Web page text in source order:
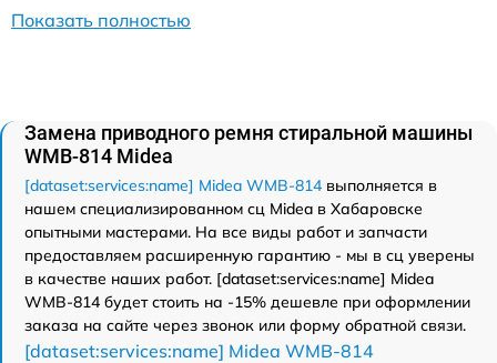
Показать полностью
Замена приводного ремня стиральной машины
WMB-814 Midea
[dataset:services:name] Midea WMB-814 выполняется в
нашем специализированном сц Midea в Хабаровске
опытными мастерами. На все виды работ и запчасти
предоставляем расширенную гарантию - мы в сц уверены
в качестве наших работ. [dataset:services:name] Midea
WMB-814 будет стоить на -15% дешевле при оформлении
заказа на сайте через звонок или форму обратной связи.
[dataset:services:name] Midea WMB-814